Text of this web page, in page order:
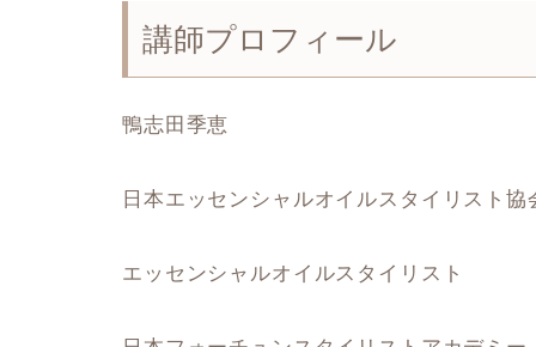
講師プロフィール
鴨志田季恵
日本エッセンシャルオイルスタイリスト協
エッセンシャルオイルスタイリスト